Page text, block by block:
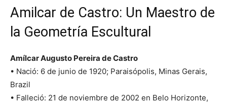
Amilcar de Castro: Un Maestro de
la Geometría Escultural
Amílcar Augusto Pereira de Castro
• Nació: 6 de junio de 1920; Paraisópolis, Minas Gerais,
Brazil
• Falleció: 21 de noviembre de 2002 en Belo Horizonte,